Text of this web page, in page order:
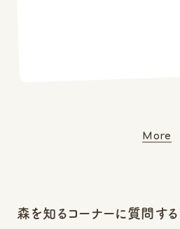
More
森を知るコーナーに質問する